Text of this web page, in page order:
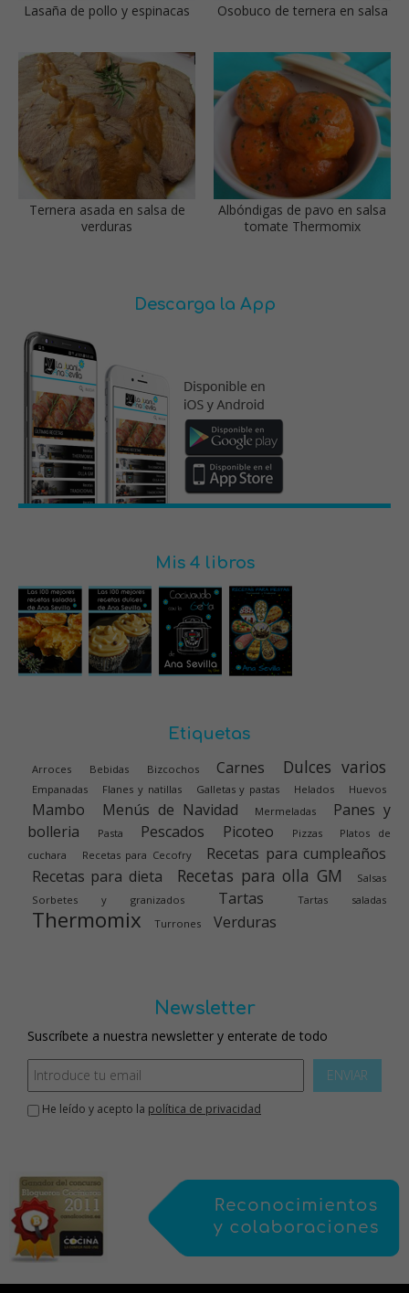
Lasaña de pollo y espinacas Osobuco de ternera en salsa
Ternera asada en salsa de
verduras
Albóndigas de pavo en salsa
tomate Thermomix
Descarga la App
Mis 4 libros
Etiquetas
Arroces Bebidas Bizcochos Carnes Dulces varios
Empanadas Flanes y natillas Galletas y pastas Helados Huevos
Mambo Menús de Navidad Mermeladas
Panes y
bolleria
Pasta Pescados Picoteo Pizzas
Platos de
cuchara
Recetas para Cecofry
Recetas para cumpleaños
Recetas para dieta
Recetas para olla GM
Salsas
Sorbetes y granizados
Tartas Tartas saladas
Thermomix Turrones Verduras
Newsletter
Suscríbete a nuestra newsletter y enterate de todo
ENVIAR
He leído y acepto la política de privacidad